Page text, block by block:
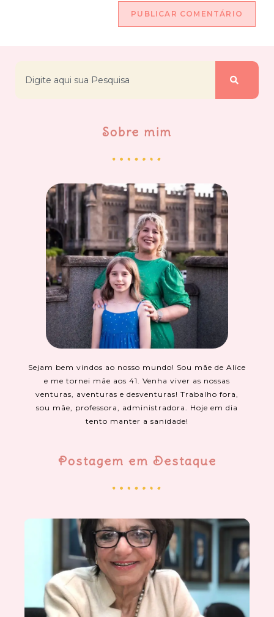
Sobre mim
Sejam bem vindos ao nosso mundo! Sou mãe de Alice
e me tornei mãe aos 41. Venha viver as nossas
venturas, aventuras e desventuras! Trabalho fora,
sou mãe, professora, administradora. Hoje em dia
tento manter a sanidade!
Postagem em Destaque